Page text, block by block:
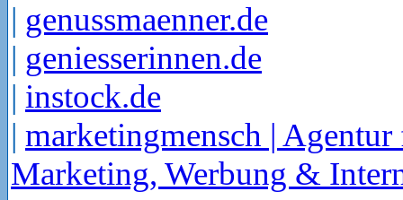
| genussmaenner.de
| geniesserinnen.de
| instock.de
| marketingmensch | Agentur
Marketing, Werbung &